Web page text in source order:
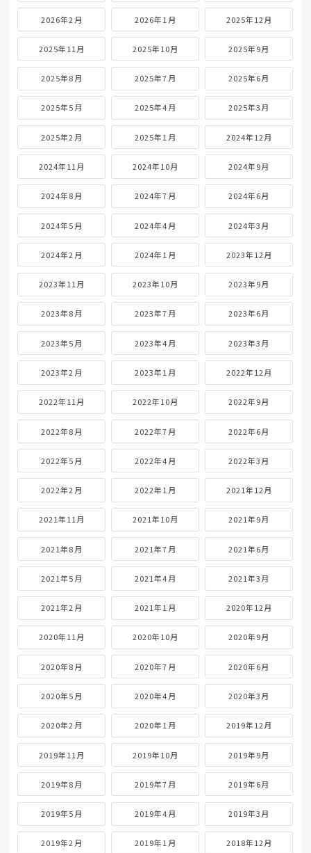
2026年2月 2026年1月 2025年12月
2025年11月 2025年10月 2025年9月
2025年8月 2025年7月 2025年6月
2025年5月 2025年4月 2025年3月
2025年2月 2025年1月 2024年12月
2024年11月 2024年10月 2024年9月
2024年8月 2024年7月 2024年6月
2024年5月 2024年4月 2024年3月
2024年2月 2024年1月 2023年12月
2023年11月 2023年10月 2023年9月
2023年8月 2023年7月 2023年6月
2023年5月 2023年4月 2023年3月
2023年2月 2023年1月 2022年12月
2022年11月 2022年10月 2022年9月
2022年8月 2022年7月 2022年6月
2022年5月 2022年4月 2022年3月
2022年2月 2022年1月 2021年12月
2021年11月 2021年10月 2021年9月
2021年8月 2021年7月 2021年6月
2021年5月 2021年4月 2021年3月
2021年2月 2021年1月 2020年12月
2020年11月 2020年10月 2020年9月
2020年8月 2020年7月 2020年6月
2020年5月 2020年4月 2020年3月
2020年2月 2020年1月 2019年12月
2019年11月 2019年10月 2019年9月
2019年8月 2019年7月 2019年6月
2019年5月 2019年4月 2019年3月
2019年2月 2019年1月 2018年12月